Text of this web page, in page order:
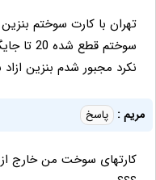
تهران با کارت سوختم
سوختم
نکرد مجبور شدم بنزین ازاد
مریم : پاسخ
کارتهای سوخت من خارج از